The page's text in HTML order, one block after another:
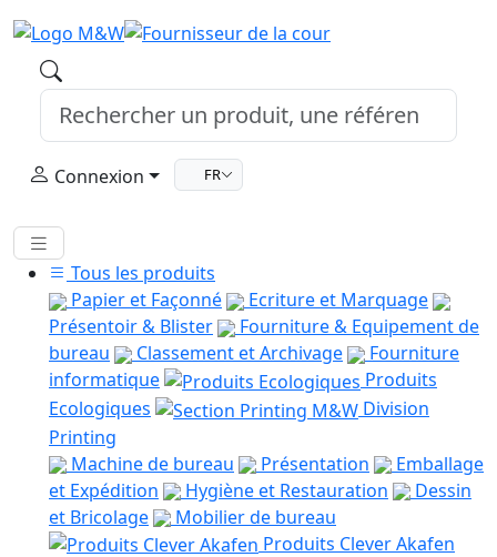
Connexion FR
Tous les produits
Papier et Façonné
Ecriture et Marquage
Présentoir & Blister
Fourniture & Equipement de
bureau
Classement et Archivage
Fourniture
informatique
Produits
Ecologiques
Division
Printing
Machine de bureau
Présentation
Emballage
et Expédition
Hygiène et Restauration
Dessin
et Bricolage
Mobilier de bureau
Produits Clever Akafen